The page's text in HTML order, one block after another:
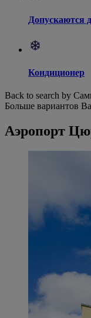
Допускаются
Кондиционер
Back to search by
Больше вариантов
Аэропорт